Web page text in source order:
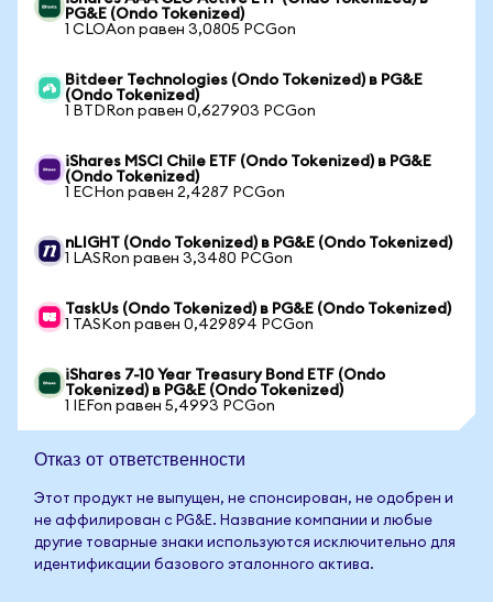
PG&E (Ondo Tokenized)
1 CLOAon равен 3,0805 PCGon
Bitdeer Technologies (Ondo Tokenized) в PG&E
(Ondo Tokenized)
1 BTDRon равен 0,627903 PCGon
iShares MSCI Chile ETF (Ondo Tokenized) в PG&E
(Ondo Tokenized)
1 ECHon равен 2,4287 PCGon
nLIGHT (Ondo Tokenized) в PG&E (Ondo Tokenized)
1 LASRon равен 3,3480 PCGon
TaskUs (Ondo Tokenized) в PG&E (Ondo Tokenized)
1 TASKon равен 0,429894 PCGon
iShares 7-10 Year Treasury Bond ETF (Ondo
Tokenized) в PG&E (Ondo Tokenized)
1 IEFon равен 5,4993 PCGon
Отказ от ответственности
Этот продукт не выпущен, не спонсирован, не одобрен и
не аффилирован с PG&E. Название компании и любые
другие товарные знаки используются исключительно для
идентификации базового эталонного актива.